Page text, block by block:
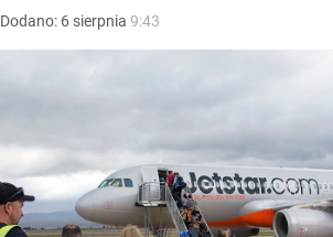
Dodano: 6 sierpnia 9:43